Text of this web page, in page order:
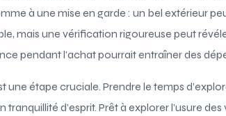
à une mise en garde : un bel extérieur
mais une vérification rigoureuse peut
pendant l’achat pourrait entraîner des
une étape cruciale. Prendre le temps
d’esprit. Prêt à explorer l’usure